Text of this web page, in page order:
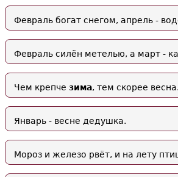
Февраль богат снегом, апрель -
Февраль силён метелью, а март -
Чем крепче зима, тем скорее весна.
Январь - весне дедушка.
Мороз и железо рвёт, и на лету